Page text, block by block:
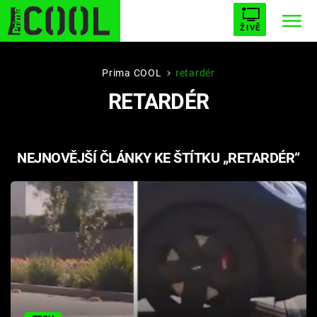
ŽIVĚ
STARHOUSE BUFFY, PŘEMOŽITELKA UPÍRŮ
PLNEJ KOTEL AVENGERS 5
Témata
Filmy
Seriály
Hry
Prima COOL retardér
RETARDÉR
NEJNOVĚJŠÍ ČLÁNKY KE ŠTÍTKU „RETARDÉR“